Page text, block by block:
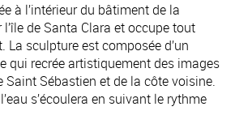
à l’intérieur du bâtiment de la
de Santa Clara et occupe tout
La sculpture est composée d’un
qui recrée artistiquement des images
Saint Sébastien et de la côte voisine.
s’écoulera en suivant le rythme